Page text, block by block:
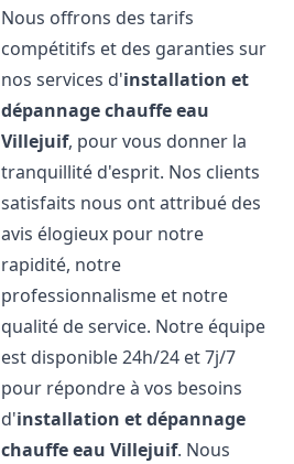
Nous offrons des tarifs
compétitifs et des garanties sur
nos services d'installation et
dépannage chauffe eau
Villejuif, pour vous donner la
tranquillité d'esprit. Nos clients
satisfaits nous ont attribué des
avis élogieux pour notre
rapidité, notre
professionnalisme et notre
qualité de service. Notre équipe
est disponible 24h/24 et 7j/7
pour répondre à vos besoins
d'installation et dépannage
chauffe eau Villejuif. Nous